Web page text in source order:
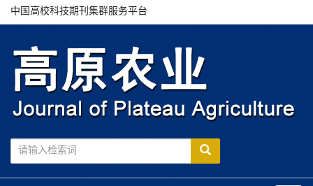
中国高校科技期刊集群服务平台